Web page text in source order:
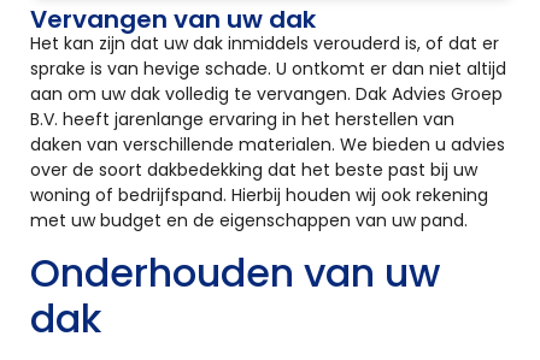
Vervangen van uw dak
Het kan zijn dat uw dak inmiddels verouderd is, of dat er
sprake is van hevige schade. U ontkomt er dan niet altijd
aan om uw dak volledig te vervangen. Dak Advies Groep
B.V. heeft jarenlange ervaring in het herstellen van
daken van verschillende materialen. We bieden u advies
over de soort dakbedekking dat het beste past bij uw
woning of bedrijfspand. Hierbij houden wij ook rekening
met uw budget en de eigenschappen van uw pand.
Onderhouden van uw
dak